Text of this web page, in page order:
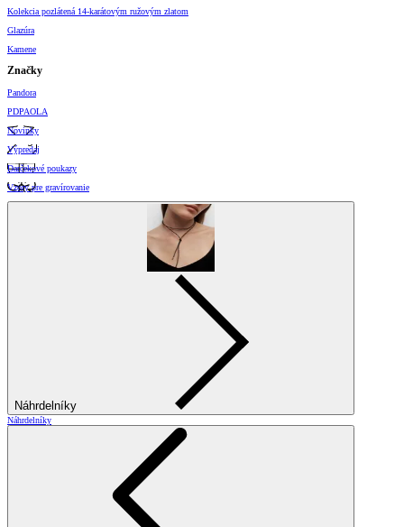
Kolekcia pozlátená 14-karátovým ružovým zlatom
Glazúra
Kamene
Značky
Pandora
PDPAOLA
Novinky
Výpredaj
Darčekové poukazy
Vzory pre gravírovanie
Náhrdelníky
Náhrdelníky